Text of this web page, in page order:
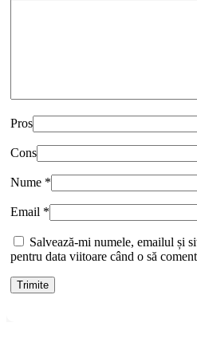
Pros
Cons
Nume *
Email *
Salvează-mi numele, emailul și
pentru data viitoare când o să